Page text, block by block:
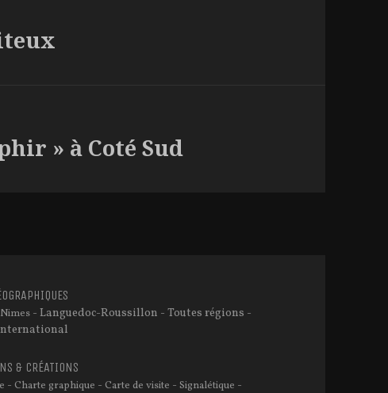
» à Coté Sud
Nimes - Languedoc-Roussillon - Toutes régions -
& CRÉATIONS
- Charte graphique - Carte de visite -Signalétique -